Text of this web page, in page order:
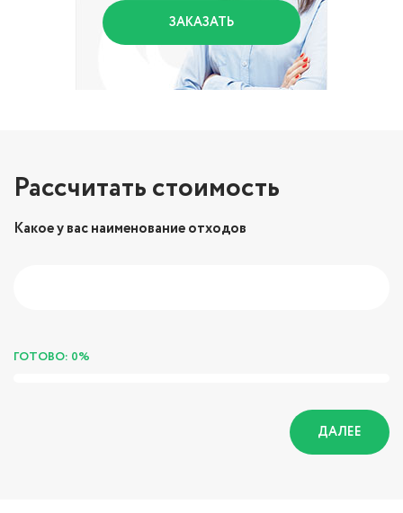
ЗАКАЗАТЬ
Рассчитать стоимость
Какое у вас наименование отходов
ГОТОВО: 0%
ДАЛЕЕ